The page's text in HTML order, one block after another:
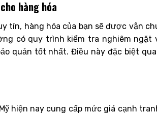
hàng hóa
tín, hàng hóa của bạn sẽ được vận
có quy trình kiểm tra nghiêm ngặt
quản tốt nhất. Điều này đặc biệt
hiện nay cung cấp mức giá cạnh